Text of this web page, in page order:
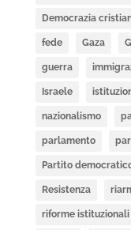
Democrazia
fede Gaza
guerra
Israele
nazionalismo
parlamento
Partito
Resistenza
riforme istituzionali